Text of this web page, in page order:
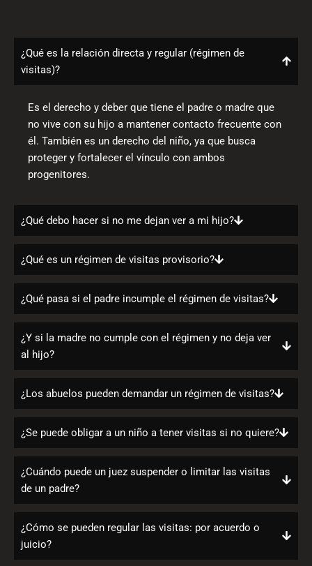
¿Qué es la relación directa y regular (régimen de
visitas)?
Es el derecho y deber que tiene el padre o madre que
no vive con su hijo a mantener contacto frecuente con
él. También es un derecho del niño, ya que busca
proteger y fortalecer el vínculo con ambos
progenitores.
¿Qué debo hacer si no me dejan ver a mi hijo?
¿Qué es un régimen de visitas provisorio?
¿Qué pasa si el padre incumple el régimen de visitas?
¿Y si la madre no cumple con el régimen y no deja ver
al hijo?
¿Los abuelos pueden demandar un régimen de visitas?
¿Se puede obligar a un niño a tener visitas si no quiere?
¿Cuándo puede un juez suspender o limitar las visitas
de un padre?
¿Cómo se pueden regular las visitas: por acuerdo o
juicio?